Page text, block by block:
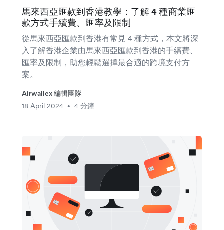
馬來西亞匯款到香港教學：了解 4 種商業匯
款方式手續費、匯率及限制
從馬來西亞匯款到香港有常見 4 種方式，本文將深
入了解香港企業由馬來西亞匯款到香港的手續費、
匯率及限制，助您輕鬆選擇最合適的跨境支付方
案。
Airwallex 編輯團隊
18 April 2024
• 4 分鐘